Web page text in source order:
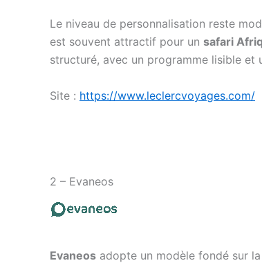
Le niveau de personnalisation reste
est souvent attractif pour un safari
structuré, avec un programme lisible et
Site : https://www.leclercvoyages.com/
2 – Evaneos
Evaneos adopte un modèle fondé sur